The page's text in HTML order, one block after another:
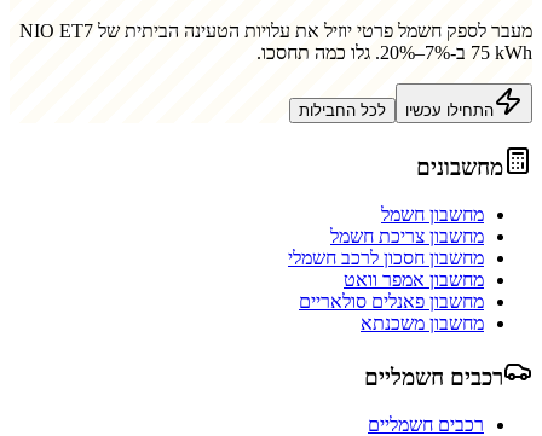
מעבר לספק חשמל פרטי יוזיל את עלויות הטעינה הביתית של NIO ET7
75 kWh ב-7%–20%. גלו כמה תחסכו.
התחילו עכשיו לכל החבילות
מחשבונים
מחשבון חשמל
מחשבון צריכת חשמל
מחשבון חסכון לרכב חשמלי
מחשבון אמפר וואט
מחשבון פאנלים סולאריים
מחשבון משכנתא
רכבים חשמליים
רכבים חשמליים